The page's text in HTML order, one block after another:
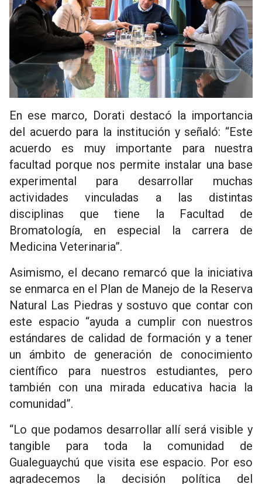
En ese marco, Dorati destacó la importancia
del acuerdo para la institución y señaló: “Este
acuerdo es muy importante para nuestra
facultad porque nos permite instalar una base
experimental para desarrollar muchas
actividades vinculadas a las distintas
disciplinas que tiene la Facultad de
Bromatología, en especial la carrera de
Medicina Veterinaria”.
Asimismo, el decano remarcó que la iniciativa
se enmarca en el Plan de Manejo de la Reserva
Natural Las Piedras y sostuvo que contar con
este espacio “ayuda a cumplir con nuestros
estándares de calidad de formación y a tener
un ámbito de generación de conocimiento
científico para nuestros estudiantes, pero
también con una mirada educativa hacia la
comunidad”.
“Lo que podamos desarrollar allí será visible y
tangible para toda la comunidad de
Gualeguaychú que visita ese espacio. Por eso
agradecemos la decisión política del